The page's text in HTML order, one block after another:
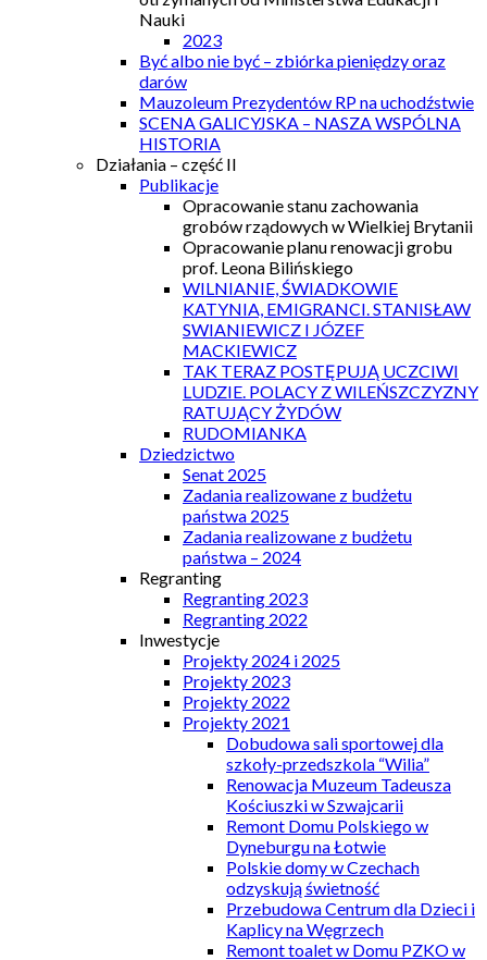
Nauki
2023
Być albo nie być – zbiórka pieniędzy oraz
darów
Mauzoleum Prezydentów RP na uchodźstwie
SCENA GALICYJSKA – NASZA WSPÓLNA
HISTORIA
Działania – część II
Publikacje
Opracowanie stanu zachowania
grobów rządowych w Wielkiej Brytanii
Opracowanie planu renowacji grobu
prof. Leona Bilińskiego
WILNIANIE, ŚWIADKOWIE
KATYNIA, EMIGRANCI. STANISŁAW
SWIANIEWICZ I JÓZEF
MACKIEWICZ
TAK TERAZ POSTĘPUJĄ UCZCIWI
LUDZIE. POLACY Z WILEŃSZCZYZNY
RATUJĄCY ŻYDÓW
RUDOMIANKA
Dziedzictwo
Senat 2025
Zadania realizowane z budżetu
państwa 2025
Zadania realizowane z budżetu
państwa – 2024
Regranting
Regranting 2023
Regranting 2022
Inwestycje
Projekty 2024 i 2025
Projekty 2023
Projekty 2022
Projekty 2021
Dobudowa sali sportowej dla
szkoły-przedszkola “Wilia”
Renowacja Muzeum Tadeusza
Kościuszki w Szwajcarii
Remont Domu Polskiego w
Dyneburgu na Łotwie
Polskie domy w Czechach
odzyskują świetność
Przebudowa Centrum dla Dzieci i
Kaplicy na Węgrzech
Remont toalet w Domu PZKO w